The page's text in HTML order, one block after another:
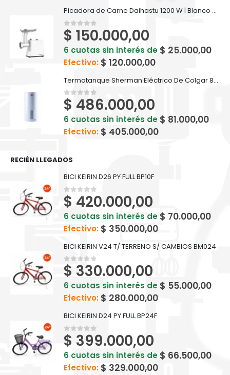
Picadora de Carne Daihastu 1200 W | Blanco - D-PI1200
0out of 5
$ 150.000,00
6 cuotas sin interés de $ 25.000,00
Efectivo: $ 120.000,00
Termotanque Sherman Eléctrico De Colgar 85 Litros - TECC085ESHK2
0out of 5
$ 486.000,00
6 cuotas sin interés de $ 81.000,00
Efectivo: $ 405.000,00
RECIÉN LLEGADOS
BICI KEIRIN D26 PY FULL BP10F
0out of 5
$ 420.000,00
6 cuotas sin interés de $ 70.000,00
Efectivo: $ 350.000,00
BICI KEIRIN V24 T/ TERRENO S/ CAMBIOS BM024
0out of 5
$ 330.000,00
6 cuotas sin interés de $ 55.000,00
Efectivo: $ 280.000,00
BICI KEIRIN D24 PY FULL BP24F
0out of 5
$ 399.000,00
6 cuotas sin interés de $ 66.500,00
Efectivo: $ 329.000,00